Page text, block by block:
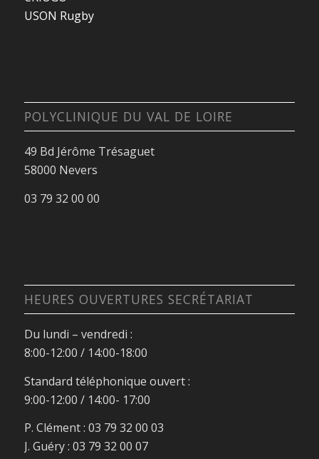
USON Rugby
POLYCLINIQUE DU VAL DE LOIRE
49 Bd Jérôme Trésaguet
58000 Nevers
03 79 32 00 00
HEURES OUVERTURES SECRÉTARIAT
Du lundi – vendredi :
8:00-12:00 / 14:00-18:00
Standard téléphonique ouvert :
9:00-12:00 / 14:00- 17:00
P. Clément : 03 79 32 00 03
J. Guéry : 03 79 32 00 07